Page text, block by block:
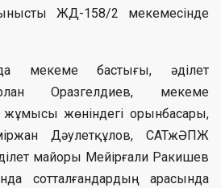
ЖД-158/2 мекемесінде
мекеме бастығы, әділет
Оразгелдиев, мекеме
жұмысы жөніндегі орынбасары,
Дәулетқұлов, САТжӘПЖ
майоры Мейірғали Ракишев
сотталғандардың арасында